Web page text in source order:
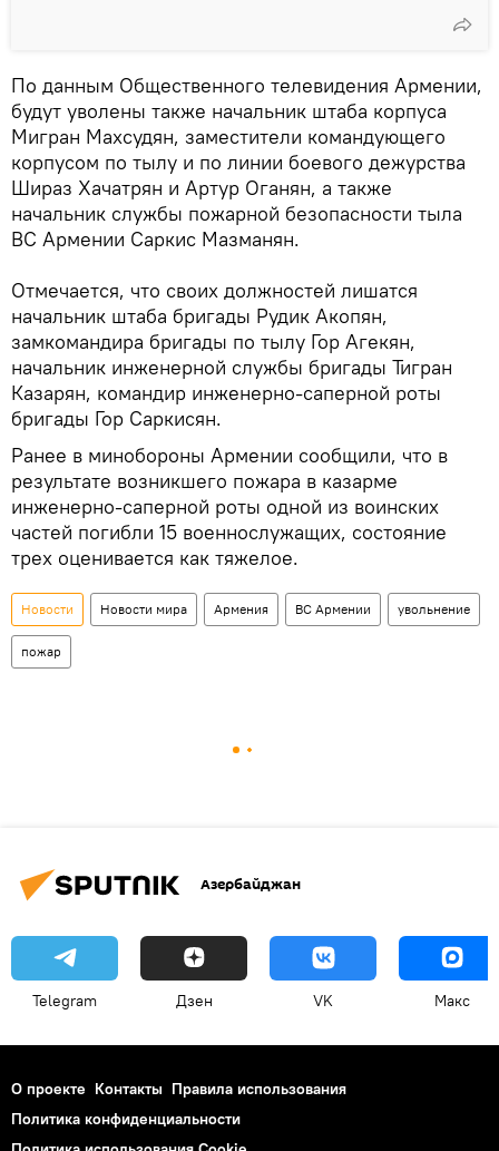
По данным Общественного телевидения Армении,
будут уволены также начальник штаба корпуса
Мигран Махсудян, заместители командующего
корпусом по тылу и по линии боевого дежурства
Шираз Хачатрян и Артур Оганян, а также
начальник службы пожарной безопасности тыла
ВС Армении Саркис Мазманян.
Отмечается, что своих должностей лишатся
начальник штаба бригады Рудик Акопян,
замкомандира бригады по тылу Гор Агекян,
начальник инженерной службы бригады Тигран
Казарян, командир инженерно-саперной роты
бригады Гор Саркисян.
Ранее в минобороны Армении сообщили, что в
результате возникшего пожара в казарме
инженерно-саперной роты одной из воинских
частей погибли 15 военнослужащих, состояние
трех оценивается как тяжелое.
Новости Новости мира Армения ВС Армении увольнение
пожар
Азербайджан
Telegram Дзен VK Макс
О проекте Контакты Правила использования
Политика конфиденциальности